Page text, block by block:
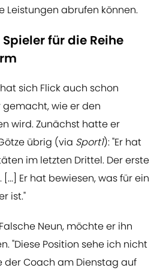
Leistungen abrufen können.
für die Reihe
sich Flick auch schon
wie er den
wird. Zunächst hatte er
übrig (via Sport1): "Er hat
im letzten Drittel. Der erste
Er hat bewiesen, was für ein
ist."
Neun, möchte er ihn
"Diese Position sehe ich nicht
der Coach am Dienstag auf